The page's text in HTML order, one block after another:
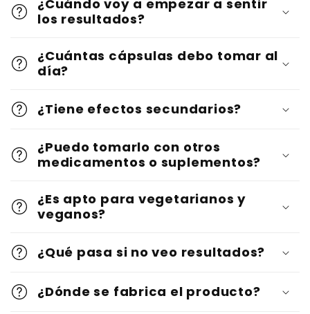
¿Cuándo voy a empezar a sentir
los resultados?
¿Cuántas cápsulas debo tomar al
día?
¿Tiene efectos secundarios?
¿Puedo tomarlo con otros
medicamentos o suplementos?
¿Es apto para vegetarianos y
veganos?
¿Qué pasa si no veo resultados?
¿Dónde se fabrica el producto?